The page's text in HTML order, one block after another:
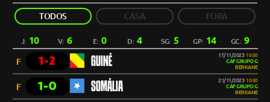
TODOS CASA FORA
J: 10 V: 6 E:0 D:4 SG: 5 GP: 14 GC: 9
F 1-2 GUINÉ 17/11/2023 10:00
CAF GRUPO G
BERKANE
F 1-0 SOMÁLIA 21/11/2023 10:00
CAF GRUPO G
BERKANE